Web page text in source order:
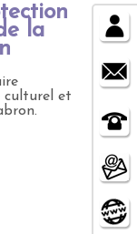
la
culturel et